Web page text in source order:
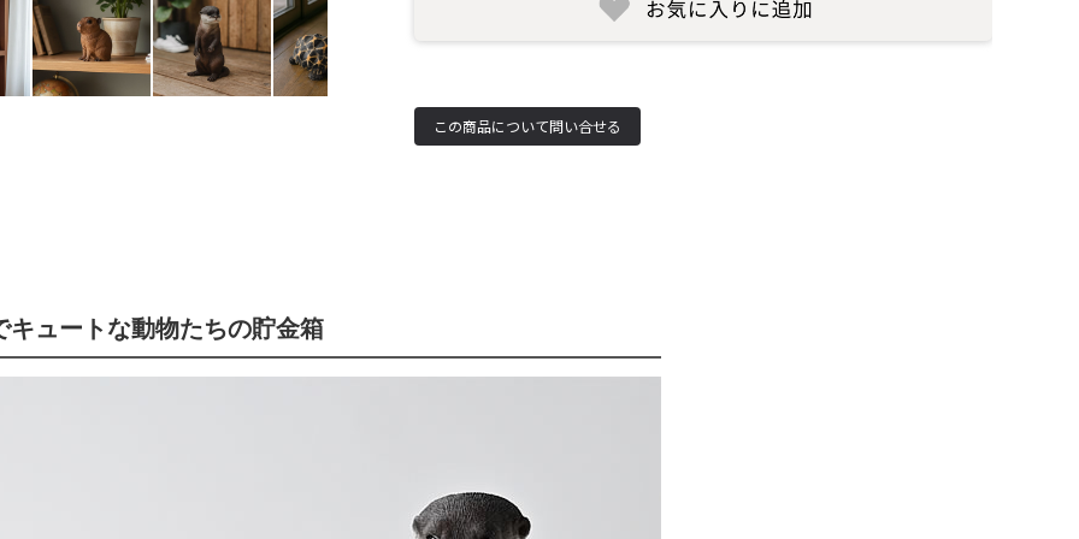
キュートな動物たちの貯金箱